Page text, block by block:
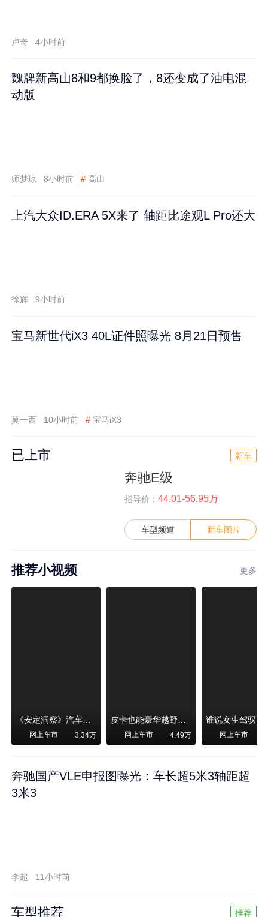
卢奇 4小时前
魏牌新高山8和9都换脸了，8还变成了油电混
动版
师梦琼 8小时前 # 高山
上汽大众ID.ERA 5X来了 轴距比途观L Pro还大
徐辉 9小时前
宝马新世代iX3 40L证件照曝光 8月21日预售
莫一西 10小时前 # 宝马iX3
已上市 新车
奔驰E级
指导价： 44.01-56.95万
车型频道 新车图片
推荐小视频 更多
《安定洞察》汽车烧不烧油，和石油安全无关！
网上车市 3.34万
皮卡也能豪华越野！纵横F700上市，限时卖29.99万起
网上车市 4.49万 网上车市
奔驰国产VLE申报图曝光：车长超5米3轴距超
3米3
李超 11小时前
车型推荐 推荐